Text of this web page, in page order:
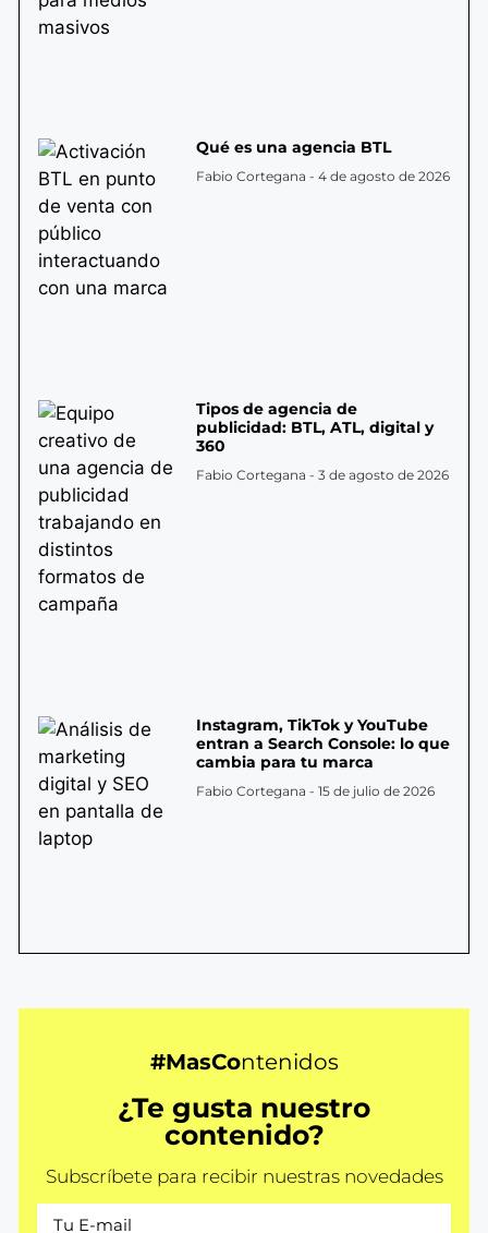
Qué es una agencia BTL
Fabio Cortegana 4 de agosto de 2026
Tipos de agencia de
publicidad: BTL, ATL, digital y
360
Fabio Cortegana 3 de agosto de 2026
Instagram, TikTok y YouTube
entran a Search Console: lo que
cambia para tu marca
Fabio Cortegana 15 de julio de 2026
#MasContenidos
¿Te gusta nuestro
contenido?
Subscríbete para recibir nuestras novedades